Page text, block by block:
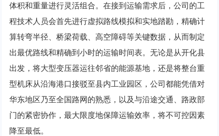
体积和重量进行灵活组合。在接到运输需求后，公司的工
程技术人员会首先进行虚拟路线模拟和实地踏勘，精确计
算转弯半径、桥梁荷载、高空障碍等关键数据，从而制定
出最优路线和精确到小时的运输时间表。无论是从开化县
出发，将大型变压器运往邻省的能源基地，还是将整台重
型机床从沿海港口接驳至县内工业园区，公司都能凭借对
华东地区乃至全国路网的熟悉，以及与沿途交通、路政部
门的紧密协作，最大限度地保障运输效率，将不可控因素
降至最低。